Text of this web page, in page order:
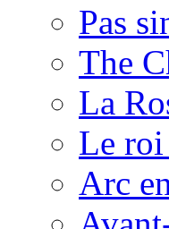
Pas
The
La
Le roi
Arc